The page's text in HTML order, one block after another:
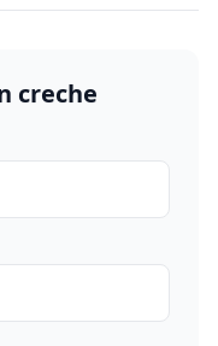
creche